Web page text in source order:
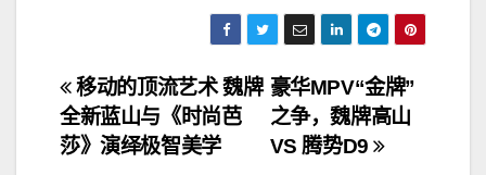
文
章
豪华MPV“金牌”
之争，魏牌高山
VS 腾势D9
移动的顶流艺术 魏牌
全新蓝山与《时尚芭
莎》演绎极智美学